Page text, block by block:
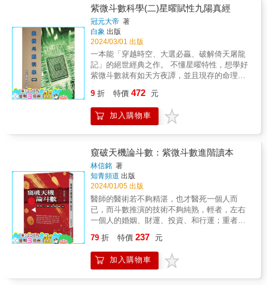
化更多精彩內容請見
http://www.pressstore.com.tw/freereading/
介紹空宮及解盤的要領，介紹其他星曜等等，
本書總結了本書作者的經驗。希望能有所裨益
於讀者。 & &
紫微斗數科學(二)星曜賦性九陽真經
冠元大帝 著
白象 出版
2024/03/01 出版
一本能「穿越時空、大選必贏、破解倚天屠龍
記」的絕世經典之作。 不懂星曜特性，想學好
紫微斗數就有如天方夜譚，並且現存的命理書
理，都拿不出任何科學根據以及立論依據。而
本書為『命理史上第一部』從科學、邏輯、數
學、醫學的角度，破解紫微斗數星曜特性以及
訝到，原來紫微斗數還能「穿越時空」甚至解
決「企業經營問題」，更能清楚掌握『各種大
選的勝選關鍵』甚至神準到『預測歷史的未來
走向』。 讓你看完本書後對於未來預言，難度
就有如看伊索寓言，對於紫微斗數就有如算小
學算數。書中更有作者冠元大帝所提出命理界
前無古人的革命性劃時代新創見。 如果紫微
斗數讓你燒腦莫名～～那讀完這本書後～～你
將成為諸葛孔明！！ 如果斗數星曜對你難如登
天！！ 如果預測未來距你遙不可及～～那購買
這本書後～～預言未來一蹴可及！！ 愛好斗數
與命理及科學的你，絕對會直呼~「要是這本書
9 折 特價 472 元
加入購物車
窺破天機論斗數：紫微斗數進階讀本
林信銘 著
知青頻道 出版
2024/01/05 出版
醫師的醫術若不夠精湛，也才醫死一個人而
已，而斗數推演的技術不夠純熟，輕者，左右
一個人的婚姻、財運、投資、和行運；重者，
障，不是真正在替人在推算命運，習斗數者焉
能不深思之！ & 斗數名家紫雲大師說，佛法屬
於出世間法，針對不同的人禪示不同的解脫法
79 折 特價 237 元
加入購物車